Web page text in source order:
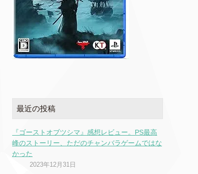
最近の投稿
『ゴーストオブツシマ』感想レビュー。PS最高
峰のストーリー、ただのチャンバラゲームではな
かった
2023年12月31日